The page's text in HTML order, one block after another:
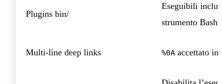
Plugins bin/
Eseguibili
strumento Bash
Multi-line deep links %0A accettato in